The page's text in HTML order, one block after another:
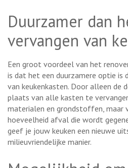
Duurzamer dan
vervangen van
Een groot voordeel van het
is dat het een duurzamere optie is
van keukenkasten. Door alleen de
plaats van alle kasten te
materialen en grondstoffen, maar
hoeveelheid afval die wordt
geef je jouw keuken een nieuwe
milieuvriendelijke manier.